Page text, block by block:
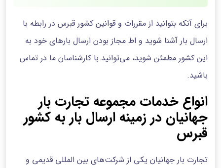
برای آنکه بتوانید از مقررات و قوانین کشور قبرس در رابطه با
ارسال بار آشنا شوید و اط مجاز بودن ارسال بارهای خود به
این کشور مطمئن شوید، می‌توانید با کارشناسان ما در تماس
باشید.
انواع خدمات مجموعه تجارت بار
جهانیان در زمینه ارسال بار به کشور
قبرس
تجارت بار جهانیان یکی از شرکت‌های بین المللی قدیمی و